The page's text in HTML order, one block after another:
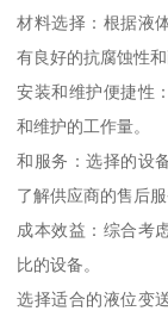
材料选择：根据液
有良好的抗腐蚀性和
安装和维护便捷性
和维护的工作量。
和服务：选择的设
了解供应商的售后
成本效益：综合考
比的设备。
选择适合的液位变